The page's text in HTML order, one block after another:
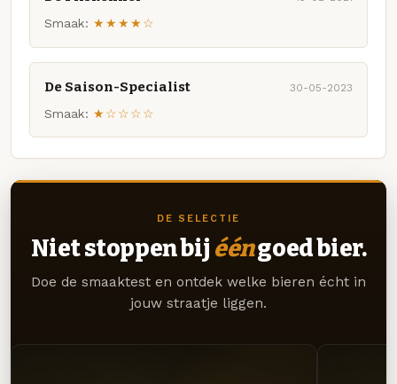
Smaak: ★★★★☆
De Saison-Specialist 30-05-2023
Smaak: ★☆☆☆☆
DE SELECTIE
Niet stoppen bij ééngoed bier.
Doe de smaaktest en ontdek welke bieren écht in
jouw straatje liggen.